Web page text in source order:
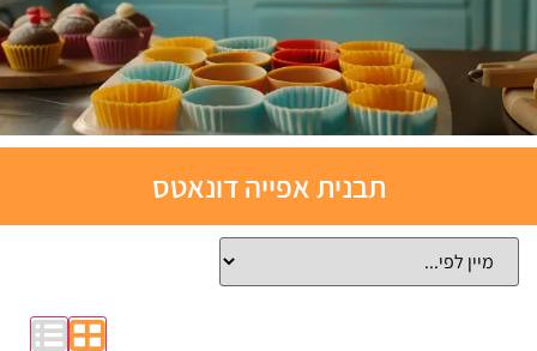
תבניות
אפייה
סיליקון
תבנית אפייה דונאטס